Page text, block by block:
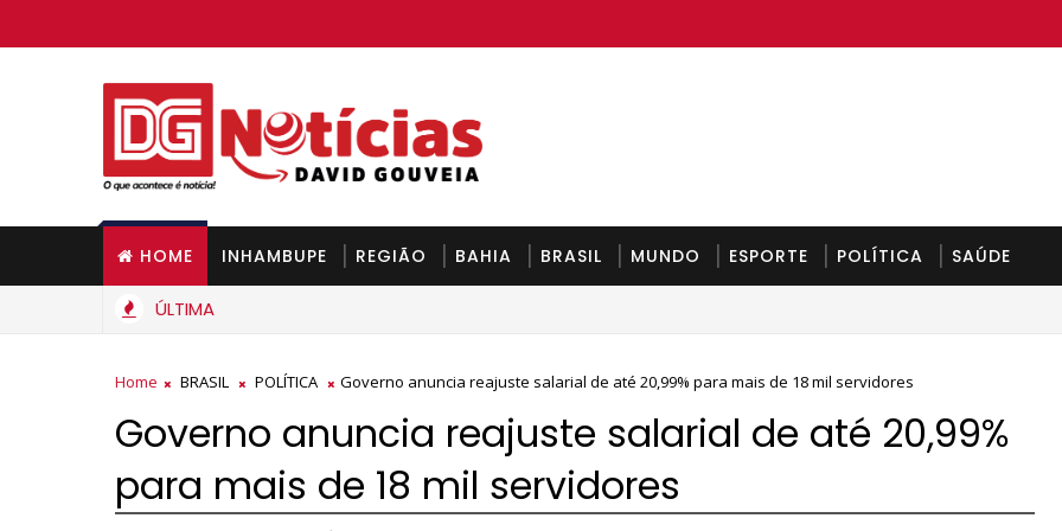
HOME INHAMBUPE REGIÃO BAHIA BRASIL MUNDO ESPORTE POLÍTICA SAÚDE
ÚLTIMA
Home BRASIL POLÍTICA Governo anuncia reajuste salarial de até 20,99% para mais de 18 mil servidores
Governo anuncia reajuste salarial de até 20,99%
para mais de 18 mil servidores